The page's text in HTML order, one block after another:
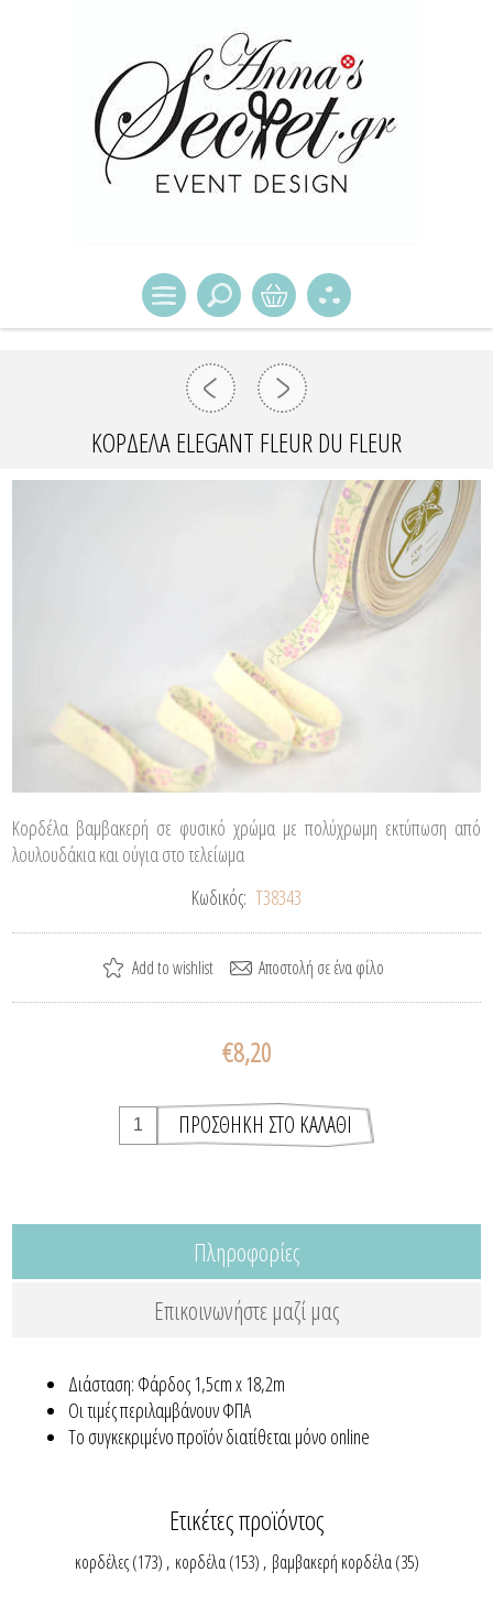
ΚΟΡΔΕΛΑ ELEGANT FLEUR DU FLEUR
Κορδέλα βαμβακερή σε φυσικό χρώμα με πολύχρωμη εκτύπωση από
λουλουδάκια και ούγια στο τελείωμα
Κωδικός: T38343
€8,20
Πληροφορίες
Επικοινωνήστε μαζί μας
Διάσταση: Φάρδος 1,5cm x 18,2m
Οι τιμές περιλαμβάνουν ΦΠΑ
Το συγκεκριμένο προϊόν διατίθεται μόνο online
Ετικέτες προϊόντος
κορδέλες (173) , κορδέλα (153) , βαμβακερή κορδέλα (35)